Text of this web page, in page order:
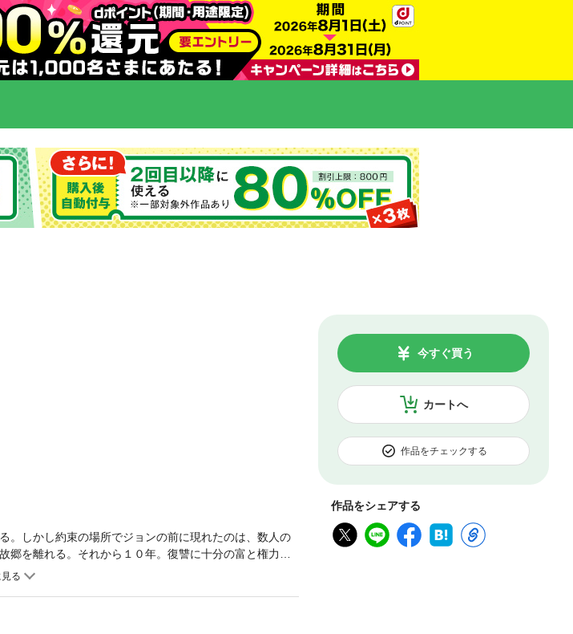
カートへ
今すぐ買う
作品をチェックする
作品をシェアする
。しかし約束の場所でジョンの前に現れたのは、数人の
を離れる。それから１０年。復讐に十分の富と権力を
彼女を愛していると――。